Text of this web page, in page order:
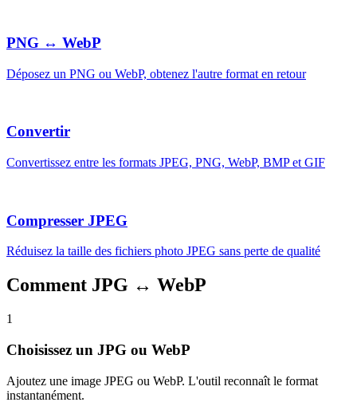
PNG ↔ WebP
Déposez un PNG ou WebP, obtenez l'autre format en retour
Convertir
Convertissez entre les formats JPEG, PNG, WebP, BMP et GIF
Compresser JPEG
Réduisez la taille des fichiers photo JPEG sans perte de qualité
Comment JPG ↔ WebP
1
Choisissez un JPG ou WebP
Ajoutez une image JPEG ou WebP. L'outil reconnaît le format
instantanément.